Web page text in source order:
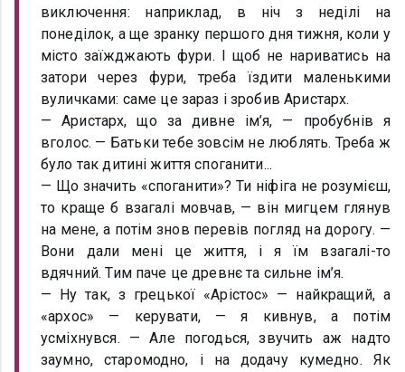
виключення: наприклад, в ніч з неділі на
понеділок, а ще зранку першого дня тижня, коли у
місто заїжджають фури. І щоб не нариватись на
затори через фури, треба їздити маленькими
вуличками: саме це зараз і зробив Аристарх.
— Аристарх, що за дивне ім’я, — пробубнів я
вголос. — Батьки тебе зовсім не люблять. Треба ж
було так дитині життя споганити...
— Що значить «споганити»? Ти ніфіга не розумієш,
то краще б взагалі мовчав, — він мигцем глянув
на мене, а потім знов перевів погляд на дорогу. —
Вони дали мені це життя, і я їм взагалі-то
вдячний. Тим паче це древнє та сильне ім’я.
— Ну так, з грецької «Арістос» — найкращий, а
«архос» — керувати, — я кивнув, а потім
усміхнувся. — Але погодься, звучить аж надто
заумно, старомодно, і на додачу кумедно. Як